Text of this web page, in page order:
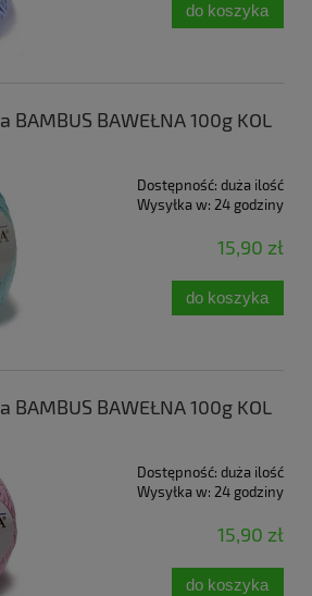
do koszyka
BAMBUS BAWEŁNA 100g KOL
Dostępność: duża ilość
Wysyłka w: 24 godziny
15,90 zł
do koszyka
BAMBUS BAWEŁNA 100g KOL
Dostępność: duża ilość
Wysyłka w: 24 godziny
15,90 zł
do koszyka